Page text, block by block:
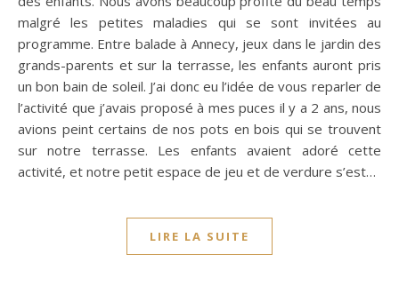
malgré les petites maladies qui se sont invitées au
programme. Entre balade à Annecy, jeux dans le jardin des
grands-parents et sur la terrasse, les enfants auront pris
un bon bain de soleil. J’ai donc eu l’idée de vous reparler de
l’activité que j’avais proposé à mes puces il y a 2 ans, nous
avions peint certains de nos pots en bois qui se trouvent
sur notre terrasse. Les enfants avaient adoré cette
activité, et notre petit espace de jeu et de verdure s’est…
LIRE LA SUITE